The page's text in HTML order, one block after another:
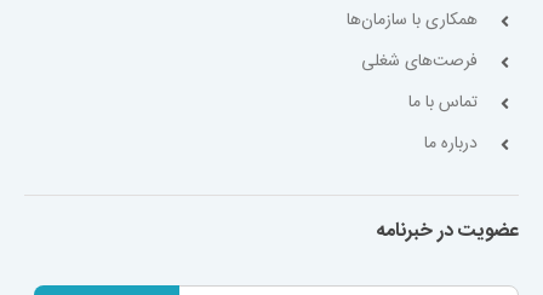
همکاری با سازمان‌ها
فرصت‌های شغلی
تماس با ما
درباره ما
عضویت در خبرنامه